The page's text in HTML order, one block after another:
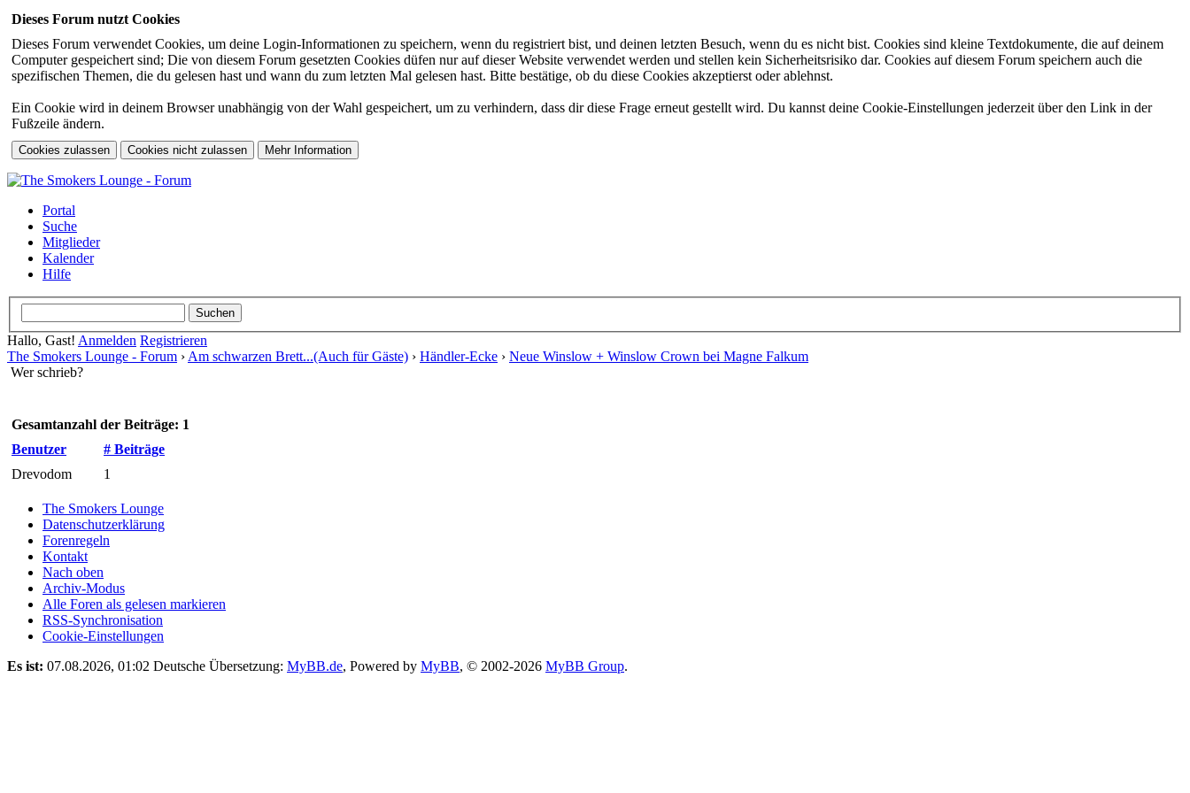
Dieses Forum nutzt Cookies
Dieses Forum verwendet Cookies, um deine Login-Informationen zu speichern, wenn du registriert bist, und deinen letzten Besuch, wenn du es nicht bist. Cookies sind kleine Textdokumente, die auf deinem
Computer gespeichert sind; Die von diesem Forum gesetzten Cookies düfen nur auf dieser Website verwendet werden und stellen kein Sicherheitsrisiko dar. Cookies auf diesem Forum speichern auch die
spezifischen Themen, die du gelesen hast und wann du zum letzten Mal gelesen hast. Bitte bestätige, ob du diese Cookies akzeptierst oder ablehnst.
Ein Cookie wird in deinem Browser unabhängig von der Wahl gespeichert, um zu verhindern, dass dir diese Frage erneut gestellt wird. Du kannst deine Cookie-Einstellungen jederzeit über den Link in der
Fußzeile ändern.
Portal
Suche
Mitglieder
Kalender
Hilfe
Hallo, Gast! Anmelden Registrieren
The Smokers Lounge - Forum › Am schwarzen Brett...(Auch für Gäste) › Händler-Ecke › Neue Winslow + Winslow Crown bei Magne Falkum
Wer schrieb?
Gesamtanzahl der Beiträge: 1
Benutzer
# Beiträge
Drevodom
1
The Smokers Lounge
Datenschutzerklärung
Forenregeln
Kontakt
Nach oben
Archiv-Modus
Alle Foren als gelesen markieren
RSS-Synchronisation
Cookie-Einstellungen
Es ist: 07.08.2026, 01:02 Deutsche Übersetzung: MyBB.de, Powered by MyBB, © 2002-2026 MyBB Group.